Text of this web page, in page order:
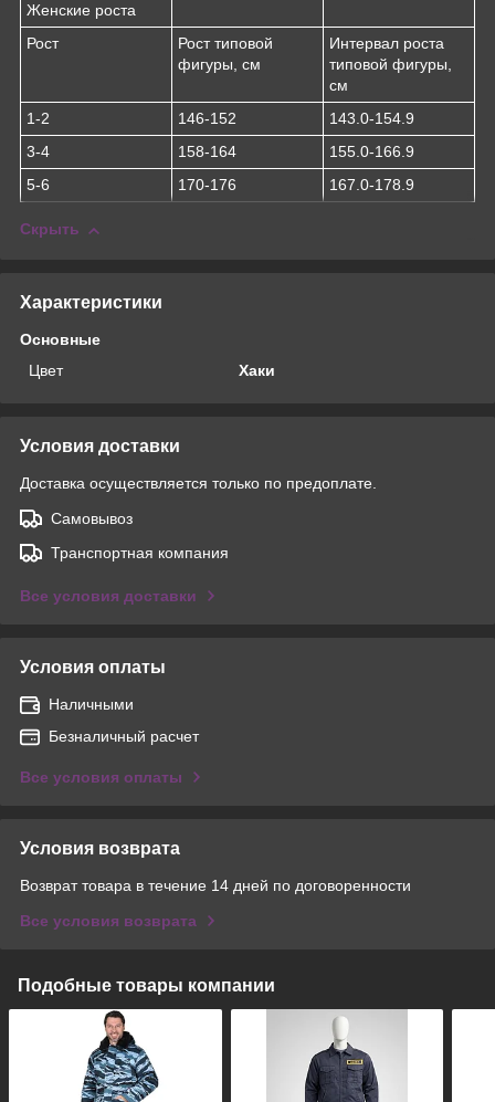
Женские роста
Рост
Рост типовой
фигуры, см
Интервал роста
типовой фигуры,
см
1-2
146-152
143.0-154.9
3-4
158-164
155.0-166.9
5-6
170-176 167.0-178.9
Скрыть
Характеристики
Основные
Цвет
Хаки
Условия доставки
Доставка осуществляется только по предоплате.
Самовывоз
Транспортная компания
Все условия доставки
Условия оплаты
Наличными
Безналичный расчет
Все условия оплаты
Условия возврата
Возврат товара в течение 14 дней по договоренности
Все условия возврата
Подобные товары компании